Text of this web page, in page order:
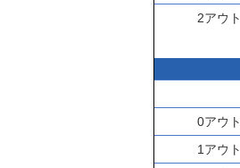
2アウト
0アウト
1アウト